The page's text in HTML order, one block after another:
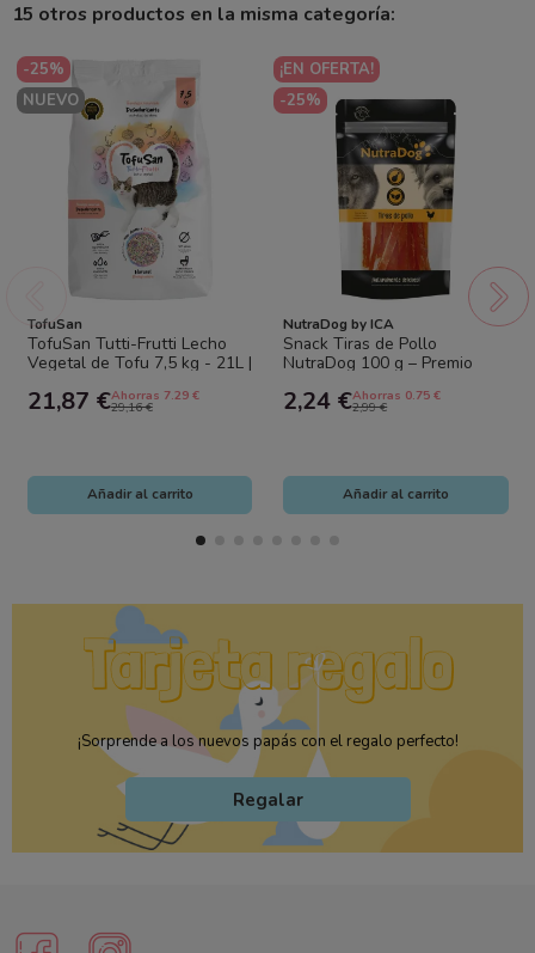
15 otros productos en la misma categoría:
-25%
NUEVO
TofuSan
TofuSan Tutti-Frutti Lecho
Vegetal de Tofu 7,5 kg - 21L |
21,87 €Ahorras 7.29 €
29,16 €
Añadir al carrito
¡EN OFERTA!
-25%
NutraDog by ICA
Snack Tiras de Pollo
NutraDog 100 g – Premio
Perros
2,24 €Ahorras 0.75 €
2,99 €
Añadir al carrito
¡Sorprende a los nuevos papás con el regalo perfecto!
Regalar